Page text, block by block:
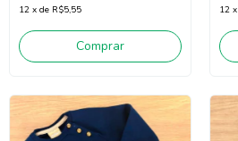
12 x de R$5,55
Comprar
12 x